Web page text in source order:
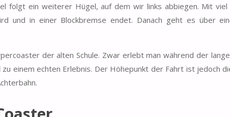
folgt ein weiterer Hügel, auf dem wir links abbiegen. Mit
und in einer Blockbremse endet. Danach geht es über
der alten Schule. Zwar erlebt man während der
einem echten Erlebnis. Der Höhepunkt der Fahrt ist jedoch